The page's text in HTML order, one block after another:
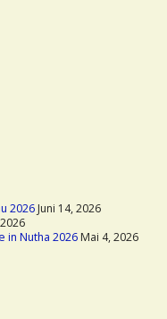
2026Juni 14, 2026
in Nutha 2026Mai 4, 2026